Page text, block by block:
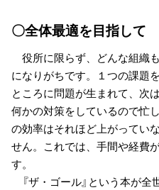
〇全体最適を目指して
役所に限らず、どんな組織
になりがちです。１つの課題
ところに問題が生まれて、次
何かの対策をしているので忙
の効率はそれほど上がってい
せん。これでは、手間や経費
す。
『ザ・ゴール』という本が